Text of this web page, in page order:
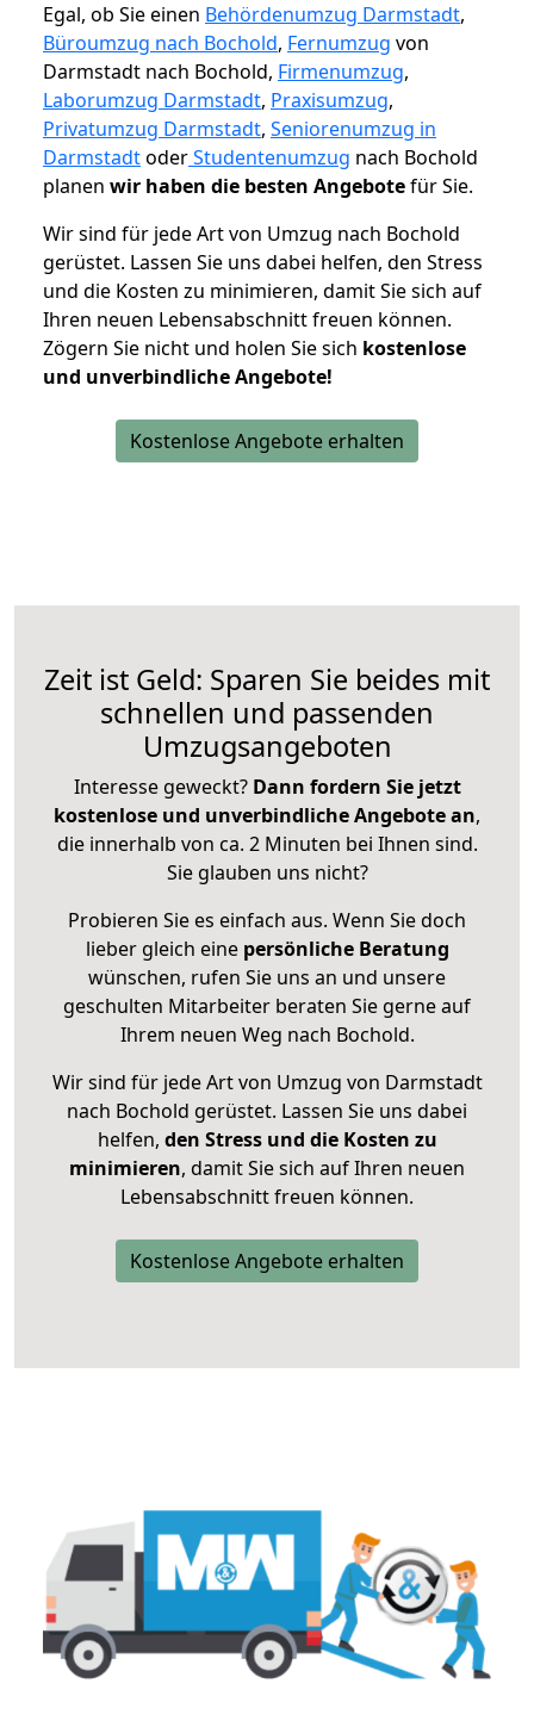
Egal, ob Sie einen Behördenumzug Darmstadt,
Büroumzug nach Bochold, Fernumzug von
Darmstadt nach Bochold, Firmenumzug,
Laborumzug Darmstadt, Praxisumzug,
Privatumzug Darmstadt, Seniorenumzug in
DarmstadtoderStudentenumzug nach Bochold
planen wir haben die besten Angebotefür Sie.
Wir sind für jede Art von Umzug nach Bochold
gerüstet. Lassen Sie uns dabei helfen, den Stress
und die Kosten zu minimieren, damit Sie sich auf
Ihren neuen Lebensabschnitt freuen können.
Zögern Sie nicht und holen Sie sich kostenlose
und unverbindliche Angebote!
Kostenlose Angebote erhalten
Zeit ist Geld: Sparen Sie beides mit
schnellen und passenden
Umzugsangeboten
Interesse geweckt? Dann fordern Sie jetzt
kostenlose und unverbindliche Angebote an,
die innerhalb von ca. 2 Minuten bei Ihnen sind.
Sie glauben uns nicht?
Probieren Sie es einfach aus. Wenn Sie doch
lieber gleich eine persönliche Beratung
wünschen, rufen Sie uns an und unsere
geschulten Mitarbeiter beraten Sie gerne auf
Ihrem neuen Weg nach Bochold.
Wir sind für jede Art von Umzug von Darmstadt
nach Bochold gerüstet. Lassen Sie uns dabei
helfen, den Stress und die Kosten zu
minimieren, damit Sie sich auf Ihren neuen
Lebensabschnitt freuen können.
Kostenlose Angebote erhalten